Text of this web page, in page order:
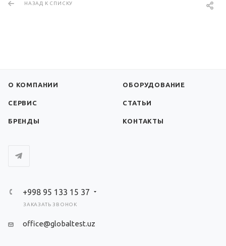
НАЗАД К СПИСКУ
О КОМПАНИИ ОБОРУДОВАНИЕ
СЕРВИС СТАТЬИ
БРЕНДЫ КОНТАКТЫ
+998 95 133 15 37
ЗАКАЗАТЬ ЗВОНОК
office@globaltest.uz